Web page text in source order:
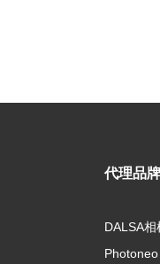
代理品牌
DALSA相
Photoneo